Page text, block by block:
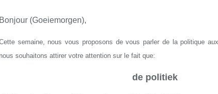
Bonjour (Goeiemorgen),
semaine, nous vous proposons de vous parler de la politique
nous souhaitons attirer votre attention sur le fait que:
de politiek